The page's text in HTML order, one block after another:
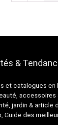
&
et catalogues en
accessoires
jardin & article
Guide des